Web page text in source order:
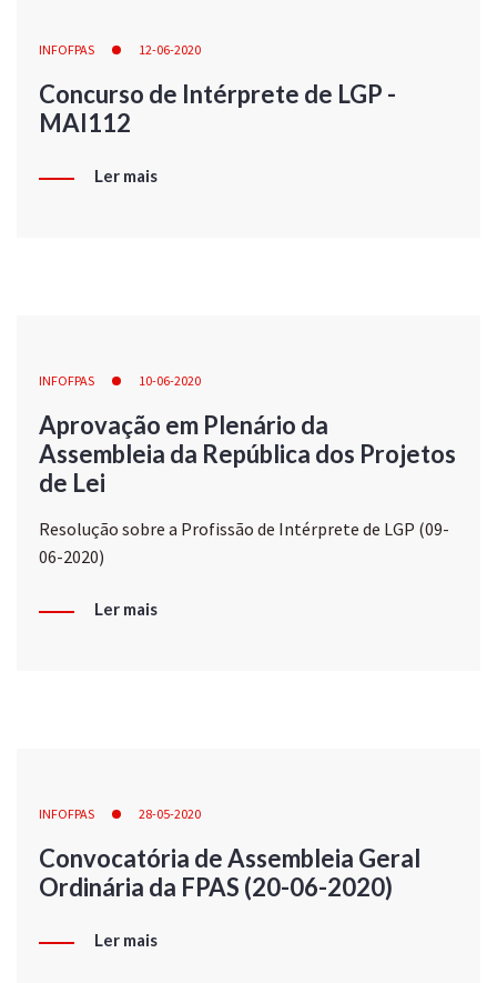
INFOFPAS 12-06-2020
Concurso de Intérprete de LGP -
MAI112
Ler mais
INFOFPAS 10-06-2020
Aprovação em Plenário da
Assembleia da República dos Projetos
de Lei
Resolução sobre a Profissão de Intérprete de LGP (09-
06-2020)
Ler mais
INFOFPAS 28-05-2020
Convocatória de Assembleia Geral
Ordinária da FPAS (20-06-2020)
Ler mais